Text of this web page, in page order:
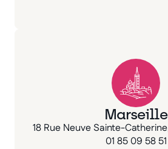
Marseille
18 Rue Neuve Sainte-
01 85 09 58 51